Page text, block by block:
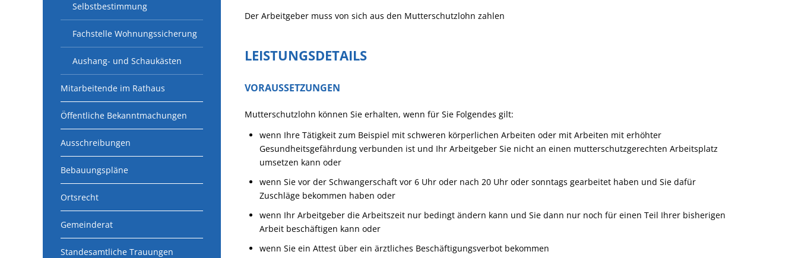
Selbstbestimmung
Fachstelle Wohnungssicherung
Aushang- und Schaukästen
Mitarbeitende im Rathaus
Öffentliche Bekanntmachungen
Ausschreibungen
Bebauungspläne
Ortsrecht
Gemeinderat
Standesamtliche Trauungen
Der Arbeitgeber muss von sich aus den Mutterschutzlohn zahlen
LEISTUNGSDETAILS
VORAUSSETZUNGEN
Mutterschutzlohn können Sie erhalten, wenn für Sie Folgendes gilt:
wenn Ihre Tätigkeit zum Beispiel mit schweren körperlichen Arbeiten oder mit Arbeiten mit erhöhter
Gesundheitsgefährdung verbunden ist und Ihr Arbeitgeber Sie nicht an einen mutterschutzgerechten Arbeitsplatz
umsetzen kann oder
wenn Sie vor der Schwangerschaft vor 6 Uhr oder nach 20 Uhr oder sonntags gearbeitet haben und Sie dafür
Zuschläge bekommen haben oder
wenn Ihr Arbeitgeber die Arbeitszeit nur bedingt ändern kann und Sie dann nur noch für einen Teil Ihrer bisherigen
Arbeit beschäftigen kann oder
wenn Sie ein Attest über ein ärztliches Beschäftigungsverbot bekommen